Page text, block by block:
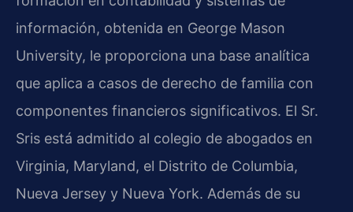
información, obtenida en George Mason
University, le proporciona una base analítica
que aplica a casos de derecho de familia con
componentes financieros significativos. El Sr.
Sris está admitido al colegio de abogados en
Virginia, Maryland, el Distrito de Columbia,
Nueva Jersey y Nueva York. Además de su